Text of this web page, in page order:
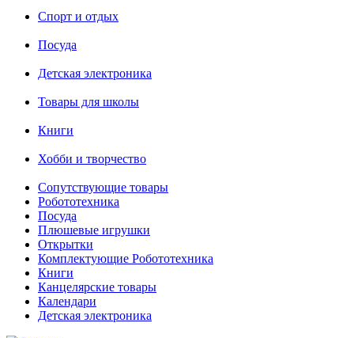
Спорт и отдых
Посуда
Детская электроника
Товары для школы
Книги
Хобби и творчество
Сопутствующие товары
Робототехника
Посуда
Плюшевые игрушки
Открытки
Комплектующие Робототехника
Книги
Канцелярские товары
Календари
Детская электроника